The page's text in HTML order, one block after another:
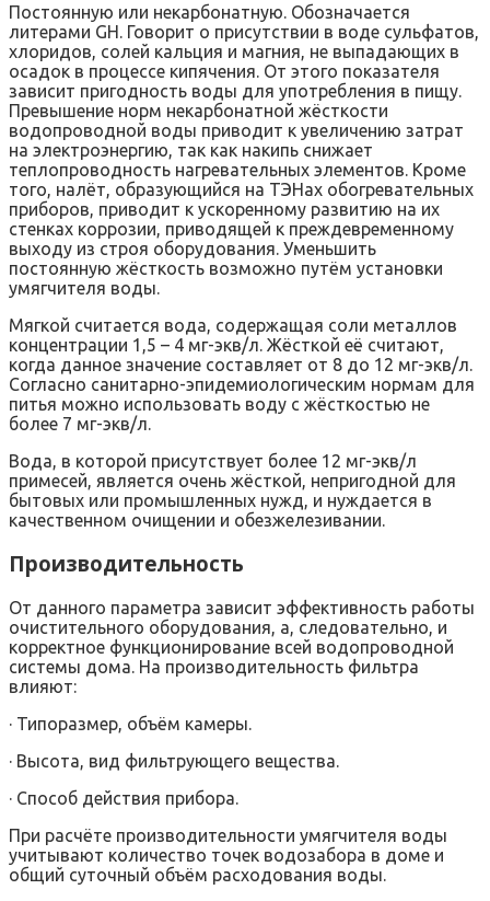
Постоянную или некарбонатную. Обозначается
литерами GH. Говорит о присутствии в воде сульфатов,
хлоридов, солей кальция и магния, не выпадающих в
осадок в процессе кипячения. От этого показателя
зависит пригодность воды для употребления в пищу.
Превышение норм некарбонатной жёсткости
водопроводной воды приводит к увеличению затрат
на электроэнергию, так как накипь снижает
теплопроводность нагревательных элементов. Кроме
того, налёт, образующийся на ТЭНах обогревательных
приборов, приводит к ускоренному развитию на их
стенках коррозии, приводящей к преждевременному
выходу из строя оборудования. Уменьшить
постоянную жёсткость возможно путём установки
умягчителя воды.
Мягкой считается вода, содержащая соли металлов
концентрации 1,5 – 4 мг-экв/л. Жёсткой её считают,
когда данное значение составляет от 8 до 12 мг-экв/л.
Согласно санитарно-эпидемиологическим нормам для
питья можно использовать воду с жёсткостью не
более 7 мг-экв/л.
Вода, в которой присутствует более 12 мг-экв/л
примесей, является очень жёсткой, непригодной для
бытовых или промышленных нужд, и нуждается в
качественном очищении и обезжелезивании.
Производительность
От данного параметра зависит эффективность работы
очистительного оборудования, а, следовательно, и
корректное функционирование всей водопроводной
системы дома. На производительность фильтра
влияют:
· Типоразмер, объём камеры.
· Высота, вид фильтрующего вещества.
· Способ действия прибора.
При расчёте производительности умягчителя воды
учитывают количество точек водозабора в доме и
общий суточный объём расходования воды.